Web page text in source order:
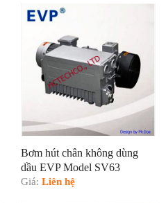
Bơm hút chân không dùng
dầu EVP Model SV63
Giá: Liên hệ